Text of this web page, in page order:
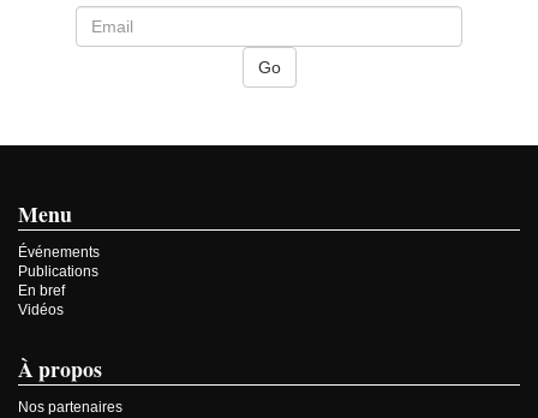
Menu
Événements
Publications
En bref
Vidéos
À propos
Nos partenaires